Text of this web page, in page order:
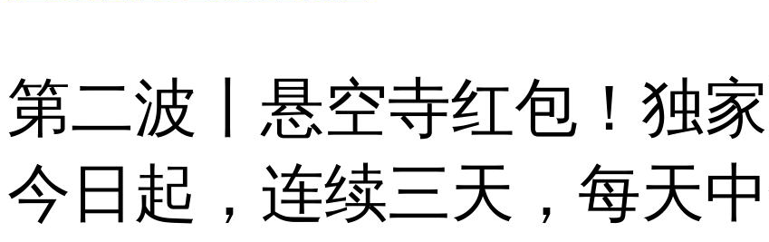
第二波丨悬空寺红包！独
今日起，连续三天，每天